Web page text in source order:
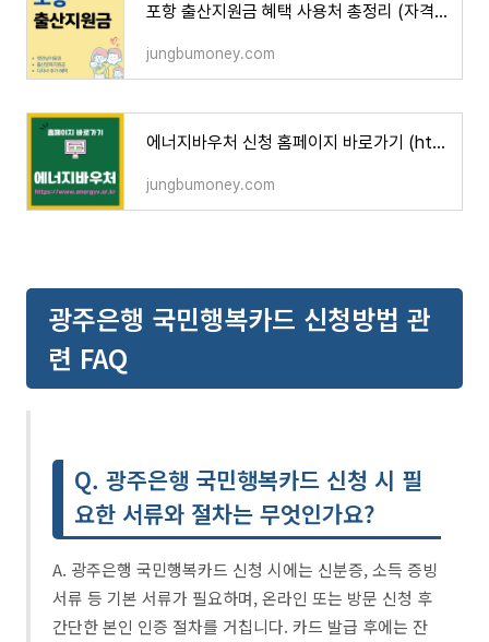
포항 출산지원금 혜택 사용처 총정리 (자격조건, 지원금액, 신청방법, 다자녀 혜택)
jungbumoney.com
에너지바우처 신청 홈페이지 바로가기 (https://www.energyv.or.kr)
jungbumoney.com
광주은행 국민행복카드 신청방법 관
련 FAQ
Q. 광주은행 국민행복카드 신청 시 필
요한 서류와 절차는 무엇인가요?
A. 광주은행 국민행복카드 신청 시에는 신분증, 소득 증빙
서류 등 기본 서류가 필요하며, 온라인 또는 방문 신청 후
간단한 본인 인증 절차를 거칩니다. 카드 발급 후에는 잔